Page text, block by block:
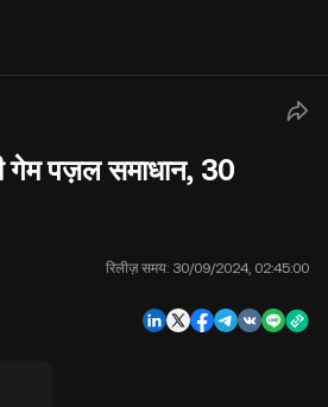
गेम पज़ल समाधान, 30
रिलीज़ समय: 30/09/2024, 02:45:00